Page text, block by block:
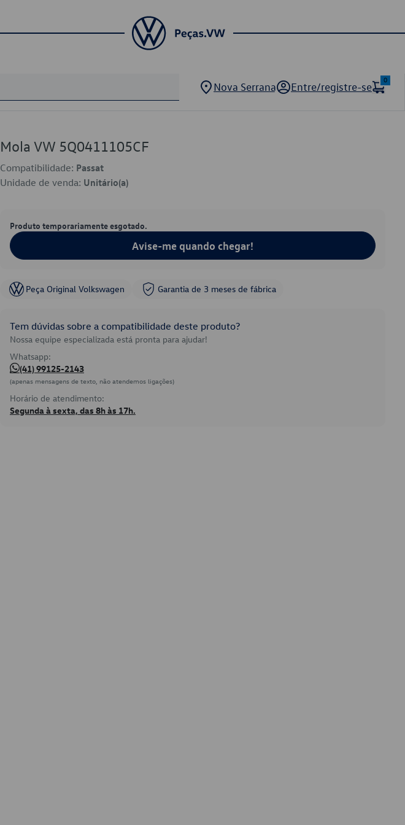
Nova Serrana Entre/registre-se
0
Mola VW 5Q0411105CF
Compatibilidade: Passat
Unidade de venda: Unitário(a)
Produto temporariamente esgotado.
Avise-me quando chegar!
Peça Original Volkswagen Garantia de 3 meses de fábrica
Tem dúvidas sobre a compatibilidade deste produto?
Nossa equipe especializada está pronta para ajudar!
Whatsapp:
(41) 99125-2143
(apenas mensagens de texto, não atendemos ligações)
Horário de atendimento:
Segunda à sexta, das 8h às 17h.